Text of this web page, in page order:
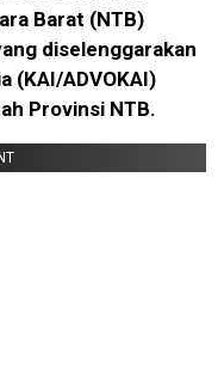
Barat (NTB)
diselenggarakan
(KAI/ADVOKAI)
Provinsi NTB.